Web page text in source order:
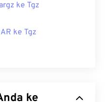
ke Tgz
ke Tgz